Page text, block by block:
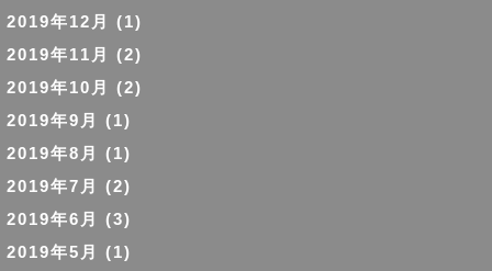
2019年12月
(1)
2019年11月
(2)
2019年10月
(2)
2019年9月
(1)
2019年8月
(1)
2019年7月
(2)
2019年6月
(3)
2019年5月
(1)